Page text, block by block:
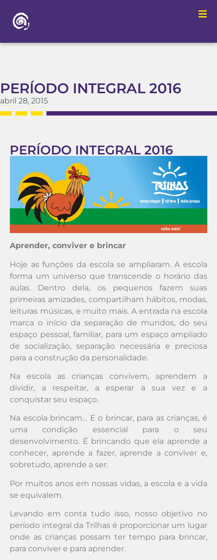
PERÍODO INTEGRAL 2016
abril 28, 2015
PERÍODO INTEGRAL 2016
Aprender, conviver e brincar
Hoje as funções da escola se ampliaram. A escola
forma um universo que transcende o horário das
aulas. Dentro dela, os pequenos fazem suas
primeiras amizades, compartilham hábitos, modas,
leituras músicas, e muito mais. A entrada na escola
marca o início da separação de mundos, do seu
espaço pessoal, familiar, para um espaço ampliado
de socialização, separação necessária e preciosa
para a construção da personalidade.
Na escola as crianças convivem, aprendem a
dividir, a respeitar, a esperar a sua vez e a
conquistar seu espaço.
Na escola brincam… E o brincar, para as crianças, é
uma condição essencial para o seu
desenvolvimento. É brincando que ela aprende a
conhecer, aprende a fazer, aprende a conviver e,
sobretudo, aprende a ser.
Por muitos anos em nossas vidas, a escola e a vida
se equivalem.
Levando em conta tudo isso, nosso objetivo no
período integral da Trilhas é proporcionar um lugar
onde as crianças possam ter tempo para brincar,
para conviver e para aprender.